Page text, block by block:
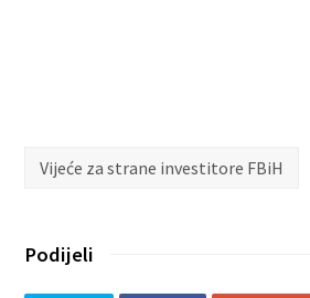
Vijeće za strane investitore FBiH
Podijeli